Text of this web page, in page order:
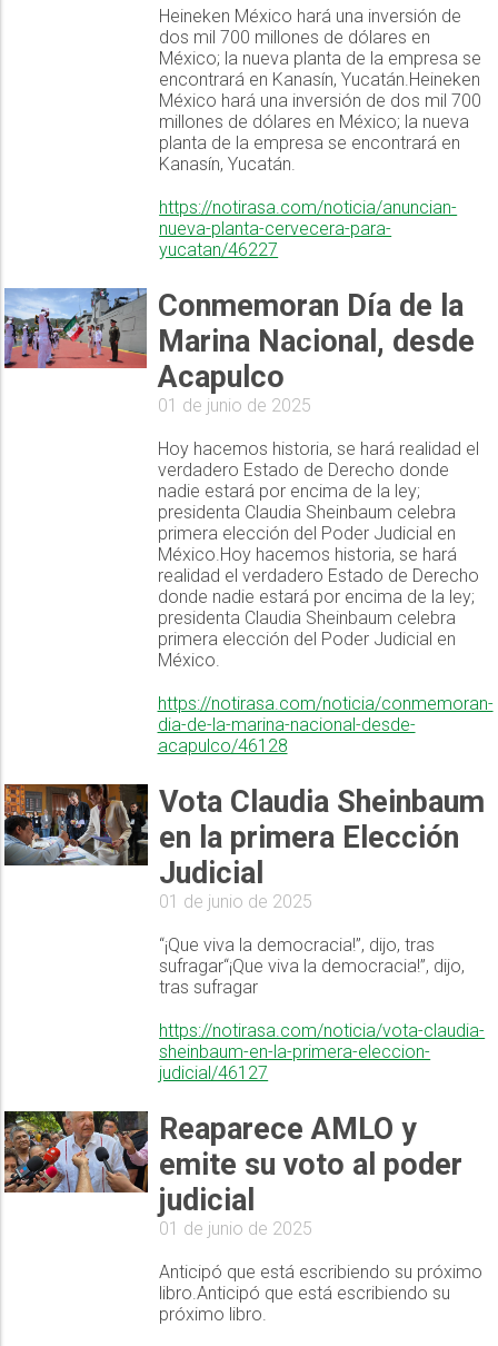
Heineken México hará una inversión de
dos mil 700 millones de dólares en
México; la nueva planta de la empresa se
encontrará en Kanasín, Yucatán.Heineken
México hará una inversión de dos mil 700
millones de dólares en México; la nueva
planta de la empresa se encontrará en
Kanasín, Yucatán.
https://notirasa.com/noticia/anuncian-
nueva-planta-cervecera-para-
yucatan/46227
Conmemoran Día de la
Marina Nacional, desde
Acapulco
01 de junio de 2025
Hoy hacemos historia, se hará realidad el
verdadero Estado de Derecho donde
nadie estará por encima de la ley;
presidenta Claudia Sheinbaum celebra
primera elección del Poder Judicial en
México.Hoy hacemos historia, se hará
realidad el verdadero Estado de Derecho
donde nadie estará por encima de la ley;
presidenta Claudia Sheinbaum celebra
primera elección del Poder Judicial en
México.
https://notirasa.com/noticia/conmemoran-
dia-de-la-marina-nacional-desde-
acapulco/46128
Vota Claudia Sheinbaum
en la primera Elección
Judicial
01 de junio de 2025
“¡Que viva la democracia!”, dijo, tras
sufragar“¡Que viva la democracia!”, dijo,
tras sufragar
https://notirasa.com/noticia/vota-claudia-
sheinbaum-en-la-primera-eleccion-
judicial/46127
Reaparece AMLO y
emite su voto al poder
judicial
01 de junio de 2025
Anticipó que está escribiendo su próximo
libro.Anticipó que está escribiendo su
próximo libro.